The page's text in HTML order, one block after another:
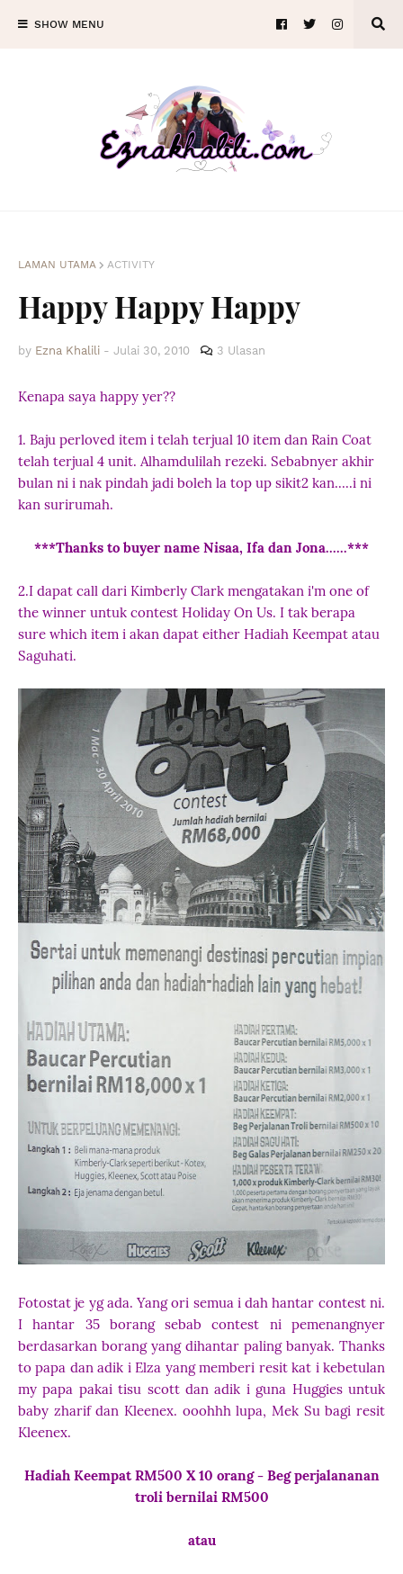
SHOW MENU
LAMAN UTAMA ACTIVITY
Happy Happy Happy
by Ezna Khalili - Julai 30, 2010 3 Ulasan
Kenapa saya happy yer??
1. Baju perloved item i telah terjual 10 item dan Rain Coat
telah terjual 4 unit. Alhamdulilah rezeki. Sebabnyer akhir
bulan ni i nak pindah jadi boleh la top up sikit2 kan.....i ni
kan surirumah.
***Thanks to buyer name Nisaa, Ifa dan Jona......***
2.I dapat call dari Kimberly Clark mengatakan i'm one of
the winner untuk contest Holiday On Us. I tak berapa
sure which item i akan dapat either Hadiah Keempat atau
Saguhati.
Fotostat je yg ada. Yang ori semua i dah hantar contest ni.
I hantar 35 borang sebab contest ni pemenangnyer
berdasarkan borang yang dihantar paling banyak. Thanks
to papa dan adik i Elza yang memberi resit kat i kebetulan
my papa pakai tisu scott dan adik i guna Huggies untuk
baby zharif dan Kleenex. ooohhh lupa, Mek Su bagi resit
Kleenex.
Hadiah Keempat RM500 X 10 orang - Beg perjalananan
troli bernilai RM500
atau